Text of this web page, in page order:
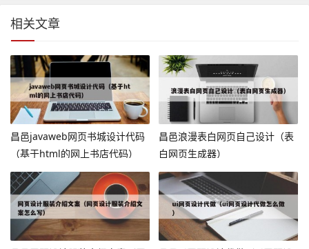
相关文章
昌邑javaweb网页书城设计代码
（基于html的网上书店代码）
昌邑浪漫表白网页自己设计（表
白网页生成器）